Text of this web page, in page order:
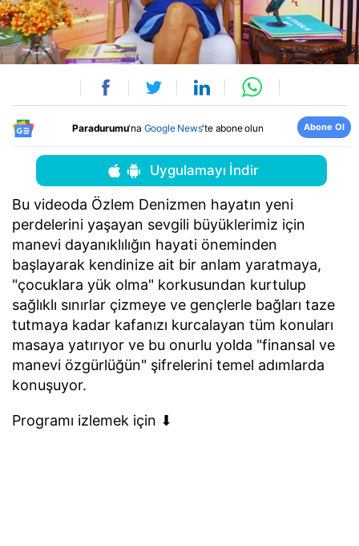
Paradurumu'na Google News'te abone olun Abone Ol
Uygulamayı İndir
Bu videoda Özlem Denizmen hayatın yeni
perdelerini yaşayan sevgili büyüklerimiz için
manevi dayanıklılığın hayati öneminden
başlayarak kendinize ait bir anlam yaratmaya,
"çocuklara yük olma" korkusundan kurtulup
sağlıklı sınırlar çizmeye ve gençlerle bağları taze
tutmaya kadar kafanızı kurcalayan tüm konuları
masaya yatırıyor ve bu onurlu yolda "finansal ve
manevi özgürlüğün" şifrelerini temel adımlarda
konuşuyor.
Programı izlemek için ⬇︎